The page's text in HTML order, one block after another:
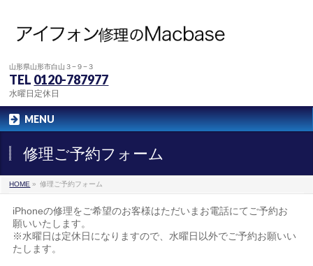
山形県山形市白山３−９−３
TEL 0120-787977
水曜日定休日
MENU
修理ご予約フォーム
HOME » 修理ご予約フォーム
iPhoneの修理をご希望のお客様はただいまお電話にてご予約お
願いいたします。
※水曜日は定休日になりますので、水曜日以外でご予約お願いい
たします。